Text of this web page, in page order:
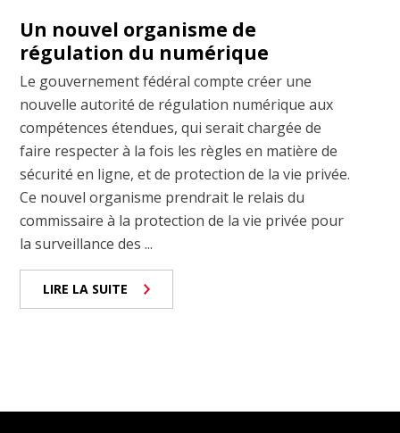
Un nouvel organisme de
régulation du numérique
Le gouvernement fédéral compte créer une
nouvelle autorité de régulation numérique aux
compétences étendues, qui serait chargée de
faire respecter à la fois les règles en matière de
sécurité en ligne, et de protection de la vie privée.
Ce nouvel organisme prendrait le relais du
commissaire à la protection de la vie privée pour
la surveillance des ...
LIRE LA SUITE